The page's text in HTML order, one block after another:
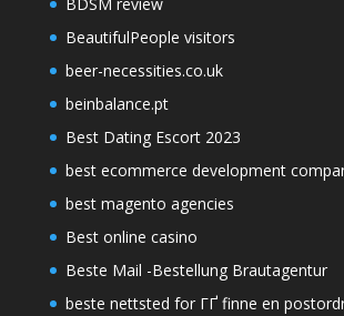
BeautifulPeople visitors
beer-necessities.co.uk
beinbalance.pt
Best Dating Escort 2023
best ecommerce development
best magento agencies
Best online casino
Beste Mail -Bestellung Brautagentur
beste nettsted for ГҐ finne en